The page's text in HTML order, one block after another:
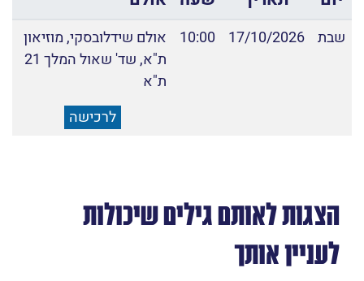
שבת 17/10/2026
10:00
אולם שידלובסקי, מוזיאון
ת"א, שד' שאול המלך 21
ת"א
לרכישה
הצגות לאותם גילים שיכולות
לעניין אותך